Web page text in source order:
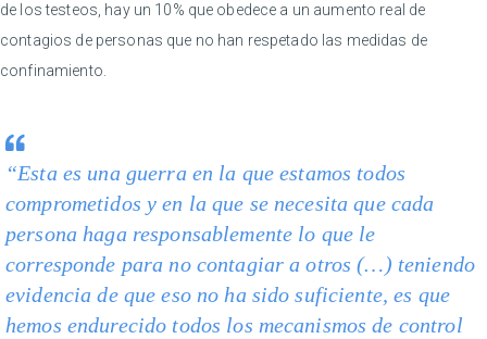
de los testeos, hay un 10% que obedece a un aumento real de
contagios de personas que no han respetado las medidas de
confinamiento.
“Esta es una guerra en la que estamos todos
comprometidos y en la que se necesita que cada
persona haga responsablemente lo que le
corresponde para no contagiar a otros (…) teniendo
evidencia de que eso no ha sido suficiente, es que
hemos endurecido todos los mecanismos de control